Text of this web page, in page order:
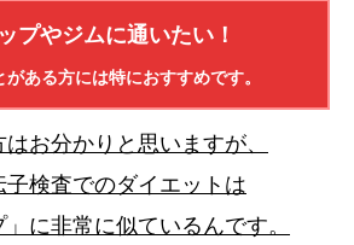
プやジムに通いたい！
がある方には特におすすめです。
お分かりと思いますが、
子検査でのダイエットは
」に非常に似ているんです。